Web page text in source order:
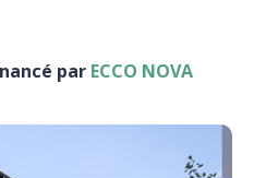
par ECCO NOVA